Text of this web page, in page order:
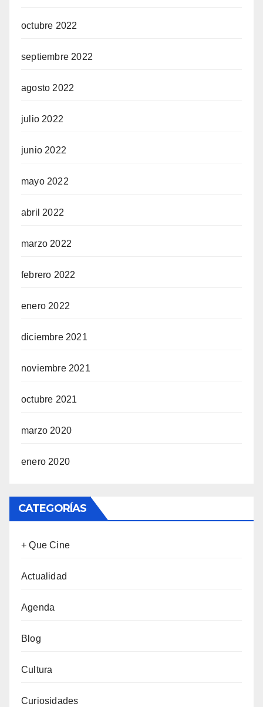
octubre 2022
septiembre 2022
agosto 2022
julio 2022
junio 2022
mayo 2022
abril 2022
marzo 2022
febrero 2022
enero 2022
diciembre 2021
noviembre 2021
octubre 2021
marzo 2020
enero 2020
CATEGORÍAS
+ Que Cine
Actualidad
Agenda
Blog
Cultura
Curiosidades